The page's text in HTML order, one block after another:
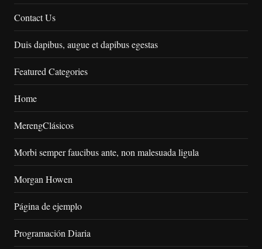
Contact Us
Duis dapibus, augue et dapibus egestas
Featured Categories
Home
MerengClásicos
Morbi semper faucibus ante, non malesuada ligula
Morgan Howen
Página de ejemplo
Programación Diaria